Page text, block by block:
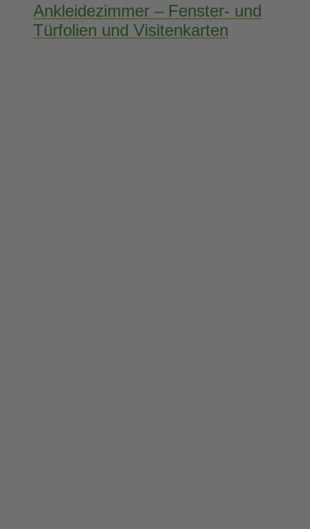
Ankleidezimmer – Fenster- und
Türfolien und Visitenkarten